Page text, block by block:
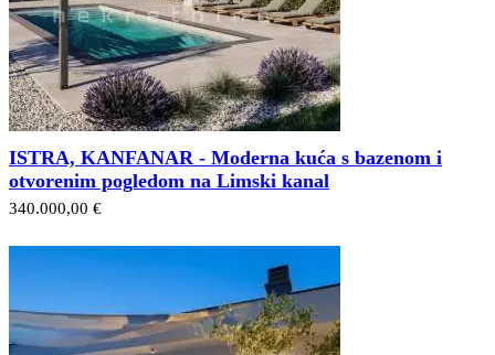
ISTRA, KANFANAR - Moderna kuća s bazenom i
otvorenim pogledom na Limski kanal
340.000,00 €